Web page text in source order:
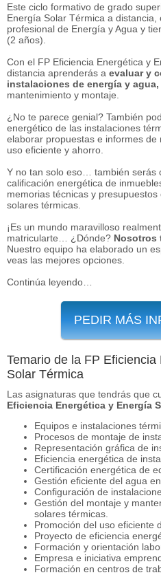
Este ciclo formativo de grado
Energía Solar Térmica a distancia,
profesional de Energía y Agua y
(2 años).
Con el FP Eficiencia Energética y
distancia aprenderás a evaluar y
instalaciones de energía y agua,
mantenimiento y montaje.
¿No te parece genial? También
energético de las instalaciones
elaborar propuestas e informes
uso eficiente y ahorro.
Y no tan solo eso… también serás
calificación energética de
memorias técnicas y
solares térmicas.
¡Es un mundo maravilloso
matricularte… ¿Dónde? Nosotros
Nuestro equipo ha elaborado un
veas las mejores opciones.
Continúa leyendo…
PEDIR MÁS
Temario de la FP
Solar Térmica
Las asignaturas que tendrás que
Eficiencia Energética y Energía
Equipos e instalaciones
Procesos de montaje de
Representación gráfica de
Eficiencia energética de
Certificación energética de
Gestión eficiente del agua
Configuración de
Gestión del montaje y
solares térmicas.
Promoción del uso eficiente
Proyecto de eficiencia
Formación y orientación
Empresa e iniciativa
Formación en centros de